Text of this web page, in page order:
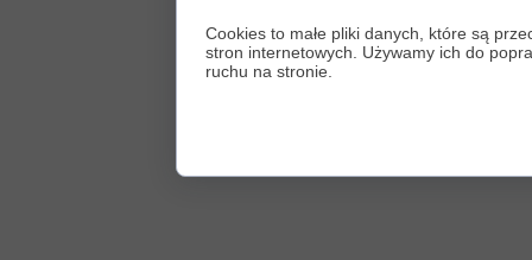
Cookies to małe pliki danych, które są
stron internetowych. Używamy ich do
ruchu na stronie.